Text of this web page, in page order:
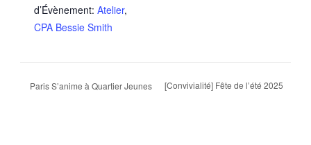
d’Évènement: Atelier,
CPA Bessie Smith
Paris S’anime à Quartier Jeunes [Convivialité] Fête de l’été 2025